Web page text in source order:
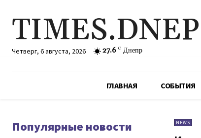
Четверг, 6 августа, 2026 27.6 C Днепр
ГЛАВНАЯ СОБЫТИЯ
Популярные новости NEWS